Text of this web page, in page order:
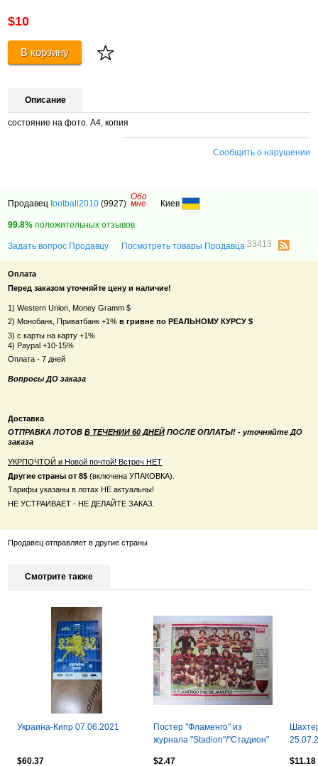
$10
В корзину
Описание
состояние на фото. А4, копия
Сообщить о нарушении
Продавецfootball2010 (9927)
Обо
мне Киев
99.8% положительных отзывов
Задать вопрос Продавцу Посмотреть товары Продавца33413
Оплата
Перед заказом уточняйте цену и наличие!
1) Western Union, Money Gramm $
2) Монобанк, Приватбанк +1%в гривне по РЕАЛЬНОМУ КУРСУ $
3) с карты на карту +1%
4) Paypal +10-15%
Оплата - 7 дней
Вопросы ДО заказа
Доставка
ОТПРАВКА ЛОТОВВ ТЕЧЕНИИ 60 ДНЕЙ ПОСЛЕ ОПЛАТЫ! - уточняйте ДО
заказа
УКРПОЧТОЙ и Новой почтой! Встреч НЕТ
Другие страны от 8$ (включена УПАКОВКА).
Тарифы указаны в лотах НЕ актуальны!
НЕ УСТРАИВАЕТ - НЕ ДЕЛАЙТЕ ЗАКАЗ.
Продавец отправляет в другие страны
Смотрите также
Украина-Кипр 07.06.2021
$60.37
Постер "Фламенго" из
журнала "Stadion"/"Стадион"
$2.47
$11.18